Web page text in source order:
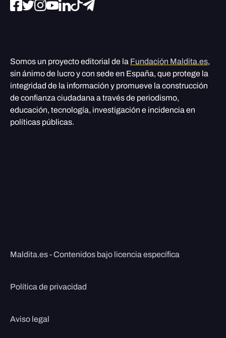
Somos un proyecto editorial de la Fundación Maldita.es,
sin ánimo de lucro y con sede en España, que protege la
integridad de la información y promueve la construcción
de confianza ciudadana a través de periodismo,
educación, tecnología, investigación e incidencia en
políticas públicas.
Maldita.es - Contenidos bajo licencia específica
Política de privacidad
Aviso legal